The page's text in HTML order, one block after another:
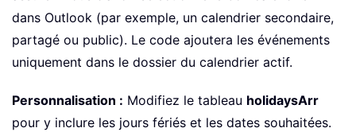
dans Outlook (par exemple, un calendrier secondaire,
partagé ou public). Le code ajoutera les événements
uniquement dans le dossier du calendrier actif.
Personnalisation : Modifiez le tableau holidaysArr
pour y inclure les jours fériés et les dates souhaitées.